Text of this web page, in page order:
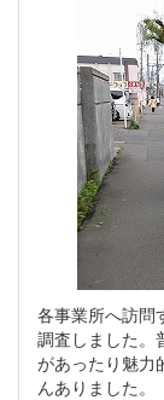
各事業所へ訪問
調査しました。
があったり魅力
んありました。